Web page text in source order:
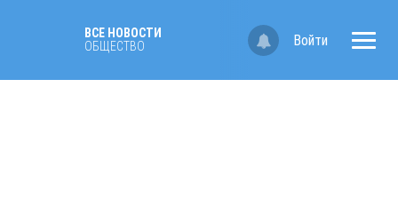
ВСЕ НОВОСТИ
ОБЩЕСТВО
Войти